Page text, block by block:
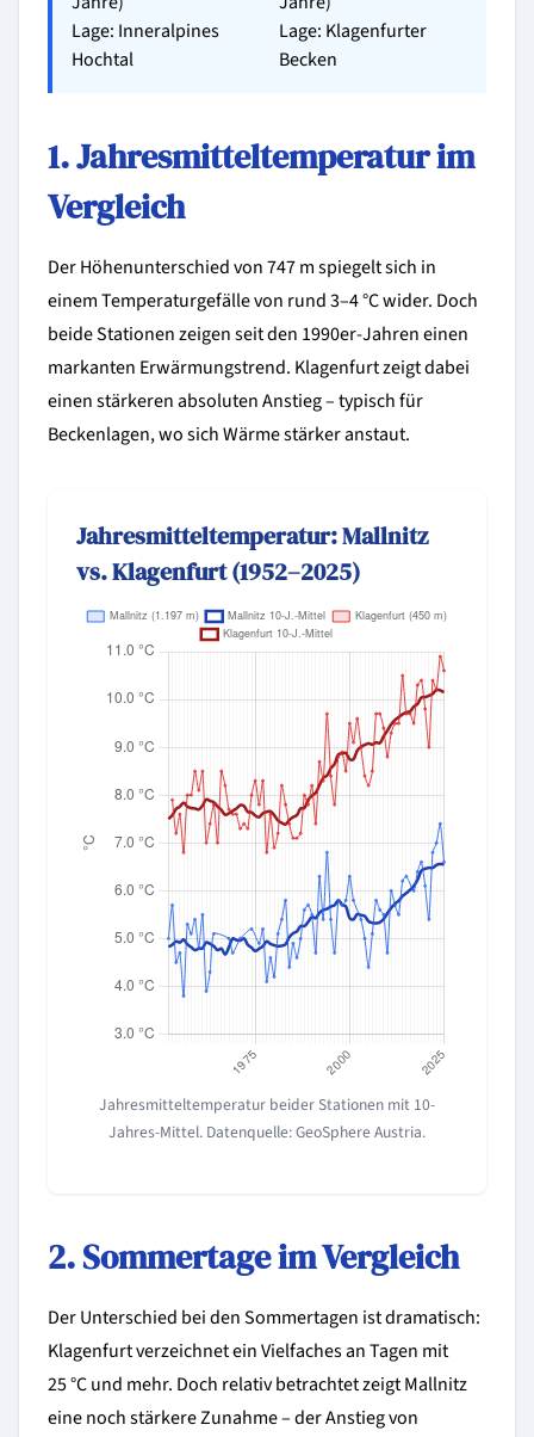
Lage: Inneralpines
Hochtal
Lage: Klagenfurter
Becken
1. Jahresmitteltemperatur im
Vergleich
Der Höhenunterschied von 747 m spiegelt sich in
einem Temperaturgefälle von rund 3–4 °C wider. Doch
beide Stationen zeigen seit den 1990er-Jahren einen
markanten Erwärmungstrend. Klagenfurt zeigt dabei
einen stärkeren absoluten Anstieg – typisch für
Beckenlagen, wo sich Wärme stärker anstaut.
Jahresmitteltemperatur: Mallnitz
vs. Klagenfurt (1952–2025)
Jahresmitteltemperatur beider Stationen mit 10-
Jahres-Mittel. Datenquelle: GeoSphere Austria.
2. Sommertage im Vergleich
Der Unterschied bei den Sommertagen ist dramatisch:
Klagenfurt verzeichnet ein Vielfaches an Tagen mit
25 °C und mehr. Doch relativ betrachtet zeigt Mallnitz
eine noch stärkere Zunahme – der Anstieg von